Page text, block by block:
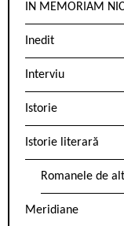
IN MEMORIAM
Inedit
Interviu
Istorie
Istorie literară
Romanele de
Meridiane